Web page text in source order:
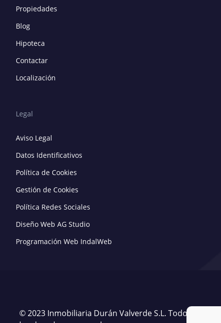
Propiedades
Blog
Hipoteca
Contactar
Localización
Legal
Aviso Legal
Datos Identificativos
Política de Cookies
Gestión de Cookies
Política Redes Sociales
Diseño Web AG Studio
Programación Web IndalWeb
© 2023 Inmobiliaria Durán Valverde S.L. Todos